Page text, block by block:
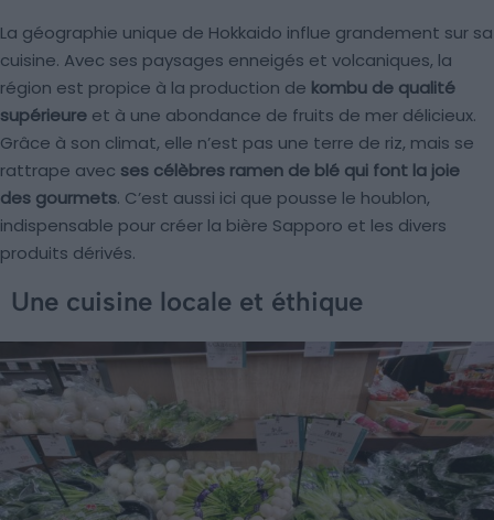
La géographie unique de Hokkaido influe grandement sur sa
cuisine. Avec ses paysages enneigés et volcaniques, la
région est propice à la production de kombu de qualité
supérieure et à une abondance de fruits de mer délicieux.
Grâce à son climat, elle n’est pas une terre de riz, mais se
rattrape avec ses célèbres ramen de blé qui font la joie
des gourmets. C’est aussi ici que pousse le houblon,
indispensable pour créer la bière Sapporo et les divers
produits dérivés.
Une cuisine locale et éthique